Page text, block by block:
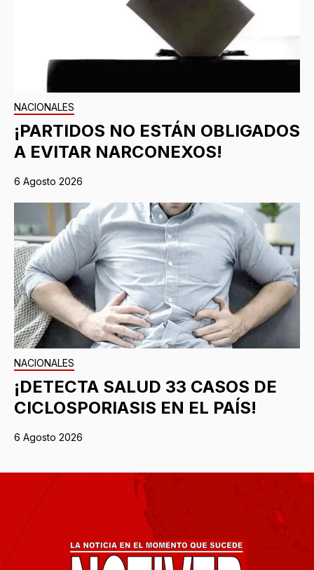
NACIONALES
¡PARTIDOS NO ESTÁN OBLIGADOS
A EVITAR NARCONEXOS!
6 Agosto 2026
NACIONALES
¡DETECTA SALUD 33 CASOS DE
CICLOSPORIASIS EN EL PAÍS!
6 Agosto 2026